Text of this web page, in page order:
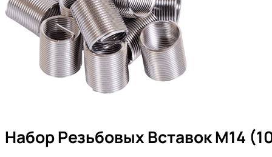
Набор Резьбовых Вставок М14